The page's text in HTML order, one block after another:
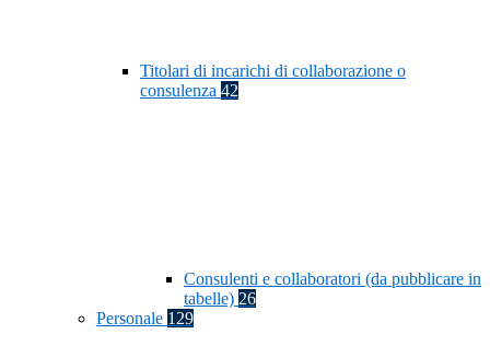
Titolari di incarichi di collaborazione o
consulenza 42
Consulenti e collaboratori (da pubblicare in
tabelle) 26
Personale 129